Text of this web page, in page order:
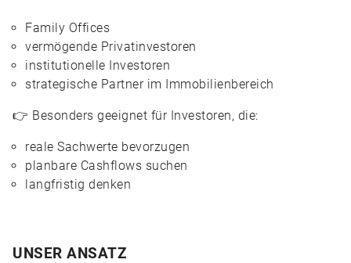
Family Offices
vermögende Privatinvestoren
institutionelle Investoren
strategische Partner im Immobilienbereich
👉 Besonders geeignet für Investoren, die:
reale Sachwerte bevorzugen
planbare Cashflows suchen
langfristig denken
UNSER ANSATZ